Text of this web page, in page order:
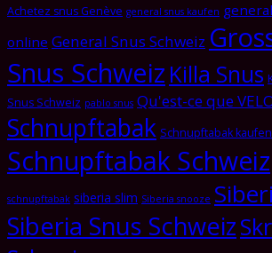
Achetez snus Genève general snus kaufen
online General Snus Schweiz
Snus Schweiz Killa Snus
Snus Schweiz pablo snus Qu'est-ce que
Schnupftabak Schnupftabak kaufen
Schnupftabak Schweiz
schnupftabak siberia slim Siberia snooze
Siberia Snus Schweiz